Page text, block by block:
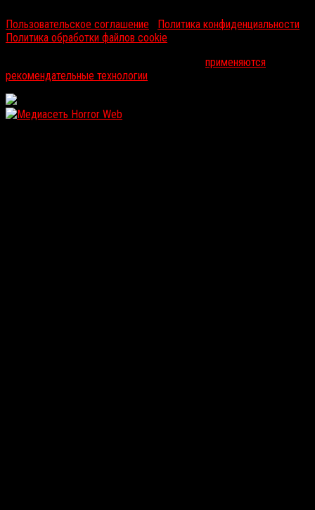
Пользовательское соглашение
Политика конфиденциальности
Политика обработки файлов cookie
применяются
рекомендательные технологии